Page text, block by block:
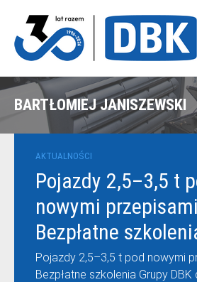
BARTŁOMIEJ JANISZEWSKI
AKTUALNOŚCI
Pojazdy 2,5–3,5 t
nowymi
Bezpłatne
DBK dla
Pojazdy 2,5–3,5 t pod nowymi
Bezpłatne szkolenia Grupy DBK